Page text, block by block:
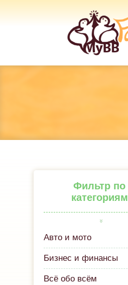
Фильтр по
категориям
Авто и мото
Бизнес и финансы
Всё обо всём